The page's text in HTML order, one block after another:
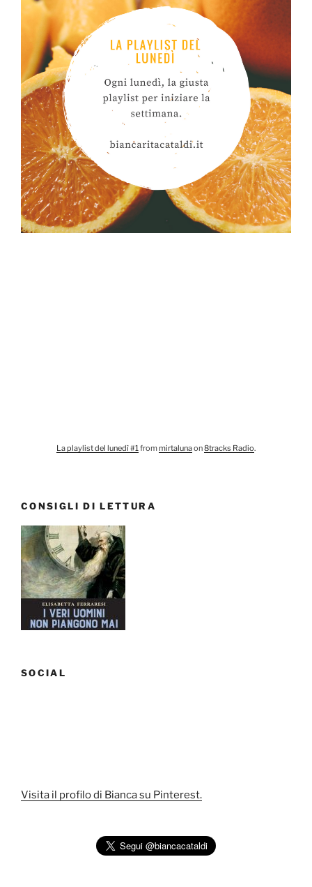
La playlist del lunedì #1frommirtalunaon8tracks Radio.
CONSIGLI DI LETTURA
SOCIAL
Visita il profilo di Bianca su Pinterest.